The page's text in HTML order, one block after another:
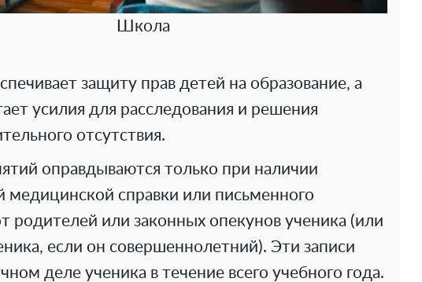
Школа
защиту прав детей на образование, а
усилия для расследования и решения
отсутствия.
оправдываются только при наличии
медицинской справки или письменного
родителей или законных опекунов ученика (или
если он совершеннолетний). Эти записи
деле ученика в течение всего учебного года.